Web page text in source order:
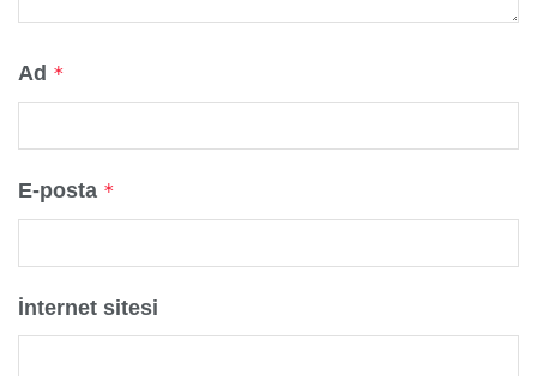
Ad *
E-posta *
İnternet sitesi